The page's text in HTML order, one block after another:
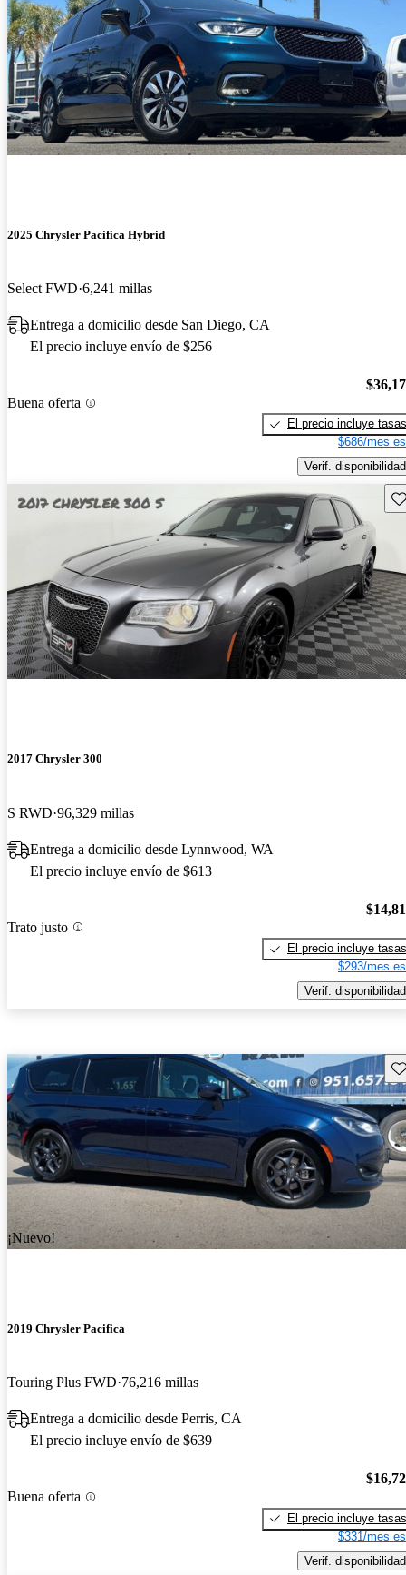
2025 Chrysler Pacifica Hybrid
Select FWD 6,241 millas
Entrega a domicilio desde San Diego, CA
El precio incluye envío de $256
Buena oferta
El precio incluye tasas
$686/mes
Verif. disponibilidad
2017 Chrysler 300
S RWD 96,329 millas
Entrega a domicilio desde Lynnwood, WA
El precio incluye envío de $613
Trato justo
El precio incluye tasas
$293/mes
Verif. disponibilidad
¡Nuevo!
2019 Chrysler Pacifica
Touring Plus FWD 76,216 millas
Entrega a domicilio desde Perris, CA
El precio incluye envío de $639
Buena oferta
El precio incluye tasas
$331/mes
Verif. disponibilidad